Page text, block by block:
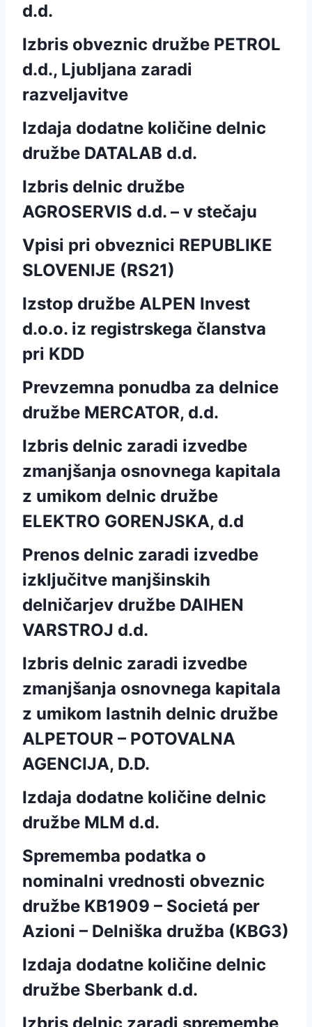
d.d.
Izbris obveznic družbe PETROL
d.d., Ljubljana zaradi
razveljavitve
Izdaja dodatne količine delnic
družbe DATALAB d.d.
Izbris delnic družbe
AGROSERVIS d.d. – v stečaju
Vpisi pri obveznici REPUBLIKE
SLOVENIJE (RS21)
Izstop družbe ALPEN Invest
d.o.o. iz registrskega članstva
pri KDD
Prevzemna ponudba za delnice
družbe MERCATOR, d.d.
Izbris delnic zaradi izvedbe
zmanjšanja osnovnega kapitala
z umikom delnic družbe
ELEKTRO GORENJSKA, d.d
Prenos delnic zaradi izvedbe
izključitve manjšinskih
delničarjev družbe DAIHEN
VARSTROJ d.d.
Izbris delnic zaradi izvedbe
zmanjšanja osnovnega kapitala
z umikom lastnih delnic družbe
ALPETOUR – POTOVALNA
AGENCIJA, D.D.
Izdaja dodatne količine delnic
družbe MLM d.d.
Sprememba podatka o
nominalni vrednosti obveznic
družbe KB1909 – Societá per
Azioni – Delniška družba (KBG3)
Izdaja dodatne količine delnic
družbe Sberbank d.d.